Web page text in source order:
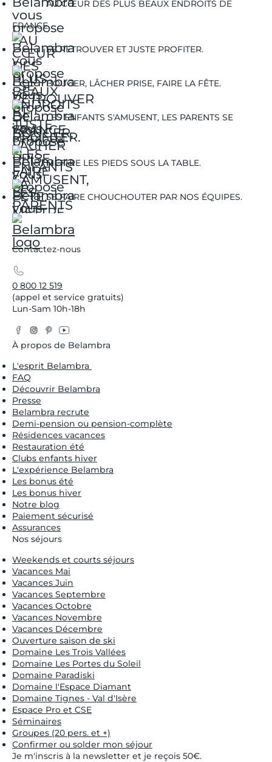
AU CŒUR DES PLUS BEAUX ENDROITS DE
FRANCE.
SE RETROUVER ET JUSTE PROFITER.
BOUGER, LÂCHER PRISE, FAIRE LA FÊTE.
LES ENFANTS S'AMUSENT, LES PARENTS SE
DÉTENDENT.
METTRE LES PIEDS SOUS LA TABLE.
SE FAIRE CHOUCHOUTER PAR NOS ÉQUIPES.
Contactez-nous
0 800 12 519
(appel et service gratuits)
Lun-Sam 10h-18h
Facebook
Instagram
Pinterest
YouTube
À propos de Belambra
L'esprit Belambra
FAQ
Découvrir Belambra
Presse
Belambra recrute
Demi-pension ou pension-complète
Résidences vacances
Restauration été
Clubs enfants hiver
L'expérience Belambra
Les bonus été
Les bonus hiver
Notre blog
Paiement sécurisé
Assurances
Nos séjours
Weekends et courts séjours
Vacances Mai
Vacances Juin
Vacances Septembre
Vacances Octobre
Vacances Novembre
Vacances Décembre
Ouverture saison de ski
Domaine Les Trois Vallées
Domaine Les Portes du Soleil
Domaine Paradiski
Domaine l'Espace Diamant
Domaine Tignes - Val d'Isère
Espace Pro et CSE
Séminaires
Groupes (20 pers. et +)
Confirmer ou solder mon séjour
Je m'inscris à la newsletter et je reçois 50€.